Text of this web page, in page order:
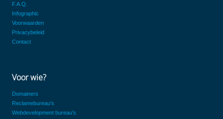
F.A.Q.
Infographic
Voorwaarden
Privacybeleid
Contact
Voor wie?
Domainers
Reclamebureau's
Webdevelopment bureau's